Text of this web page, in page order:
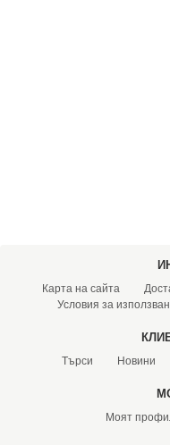
КОМПОНЕНТИ ЗА
Карта на сайта
Условия за
Търси Новини
Моят